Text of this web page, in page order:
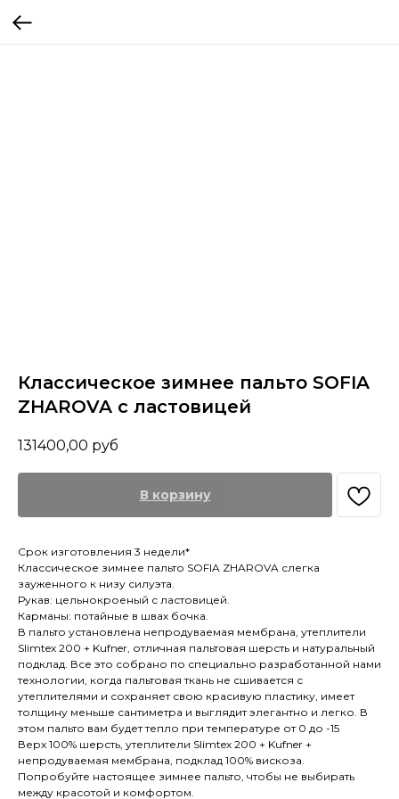
Классическое зимнее пальто SOFIA
ZHAROVA с ластовицей
131400,00 руб
В корзину
Срок изготовления 3 недели*
Классическое зимнее пальто SOFIA ZHAROVA слегка
зауженного к низу силуэта.
Рукав: цельнокроеный с ластовицей.
Карманы: потайные в швах бочка.
В пальто установлена непродуваемая мембрана, утеплители
Slimtex 200 + Kufner, отличная пальтовая шерсть и натуральный
подклад. Все это собрано по специально разработанной нами
технологии, когда пальтовая ткань не сшивается с
утеплителями и сохраняет свою красивую пластику, имеет
толщину меньше сантиметра и выглядит элегантно и легко. В
этом пальто вам будет тепло при температуре от 0 до -15
Верх 100% шерсть, утеплители Slimtex 200 + Kufner +
непродуваемая мембрана, подклад 100% вискоза.
Попробуйте настоящее зимнее пальто, чтобы не выбирать
между красотой и комфортом.